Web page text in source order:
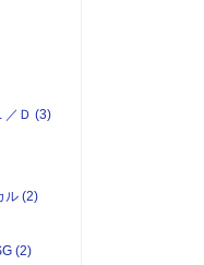
／Ｄ (3)
ル (2)
(2)